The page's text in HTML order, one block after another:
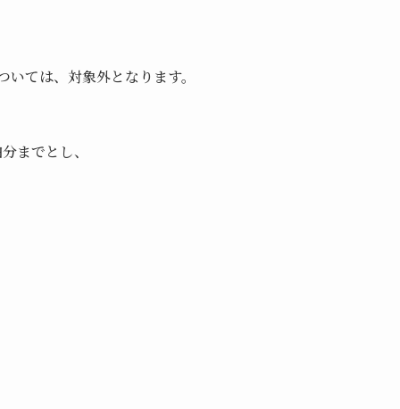
ては、対象外となります。
までとし、